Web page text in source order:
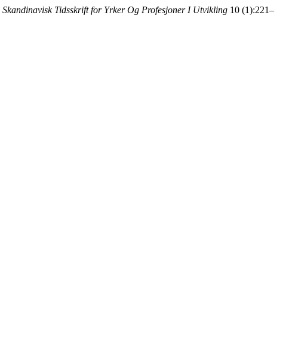
Skandinavisk Tidsskrift for Yrker Og Profesjoner I Utvikling 10 (1):221–